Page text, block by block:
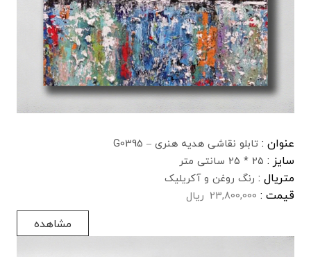
عنوان : تابلو نقاشی هدیه هنری – G0395
سایز : 25 * 25 سانتی متر
متریال : رنگ روغن و آکریلیک
قیمت : 23,800,000 ریال
مشاهده